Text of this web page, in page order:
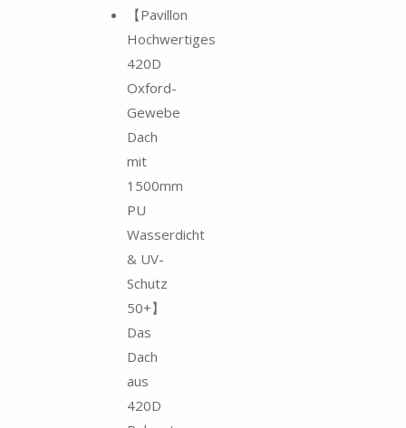
【Pavillon
Hochwertiges
420D
Oxford-
Gewebe
Dach
mit
1500mm
PU
Wasserdicht
& UV-
Schutz
50+】
Das
Dach
aus
420D